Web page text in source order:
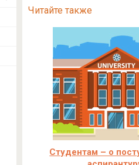
Читайте также
Студентам – о